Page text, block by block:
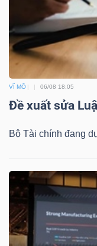
VĨ MÔ 06/08 18:05
Đề xuất sửa
Bộ Tài chính đang